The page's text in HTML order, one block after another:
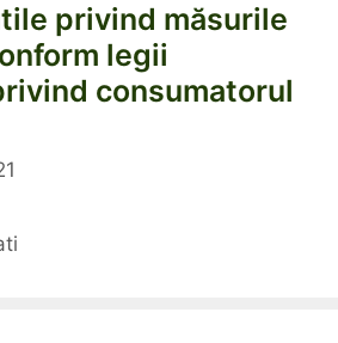
privind măsurile
legii
consumatorul